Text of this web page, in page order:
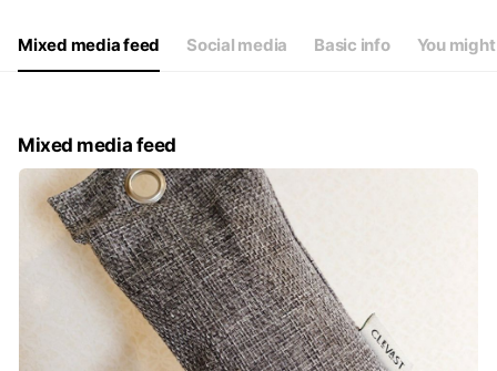
Sat
10:00 - 18:30
毎週火曜日 定休日
Mixed media feed Social media Basic info You
Mixed media feed